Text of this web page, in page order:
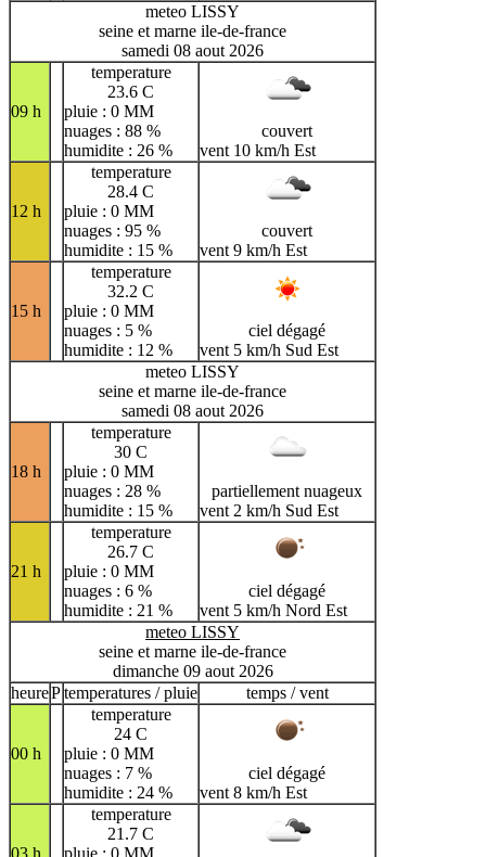
meteo LISSY
seine et marne ile-de-france
samedi 08 aout 2026
09 h
temperature
23.6 C
pluie : 0 MM
nuages : 88 %
humidite : 26 %
couvert
vent 10 km/h Est
12 h
temperature
28.4 C
pluie : 0 MM
nuages : 95 %
humidite : 15 %
couvert
vent 9 km/h Est
15 h
temperature
32.2 C
pluie : 0 MM
nuages : 5 %
humidite : 12 %
ciel dégagé
vent 5 km/h Sud Est
meteo LISSY
seine et marne ile-de-france
samedi 08 aout 2026
18 h
temperature
30 C
pluie : 0 MM
nuages : 28 %
humidite : 15 %
partiellement nuageux
vent 2 km/h Sud Est
21 h
temperature
26.7 C
pluie : 0 MM
nuages : 6 %
humidite : 21 %
ciel dégagé
vent 5 km/h Nord Est
meteo LISSY
seine et marne ile-de-france
dimanche 09 aout 2026
heurePtemperatures / pluie temps / vent
00 h
temperature
24 C
pluie : 0 MM
nuages : 7 %
humidite : 24 %
ciel dégagé
vent 8 km/h Est
03 h
temperature
21.7 C
pluie : 0 MM